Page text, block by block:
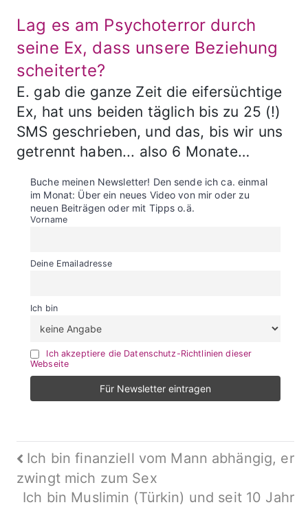
Lag es am Psychoterror durch
seine Ex, dass unsere Beziehung
scheiterte?
E. gab die ganze Zeit die eifersüchtige
Ex, hat uns beiden täglich bis zu 25 (!)
SMS geschrieben, und das, bis wir uns
getrennt haben... also 6 Monate…
Buche meinen Newsletter! Den sende ich ca. einmal
im Monat: Über ein neues Video von mir oder zu
neuen Beiträgen oder mit Tipps o.ä.
Vorname
Deine Emailadresse
Ich bin
Ich akzeptiere die Datenschutz-Richtlinien dieser
Webseite
Beitragsnavigation
Ich bin finanziell vom Mann abhängig, er
zwingt mich zum Sex
Ich bin Muslimin (Türkin) und seit 10 Jahr